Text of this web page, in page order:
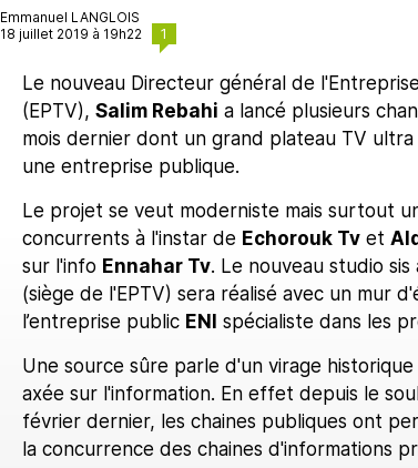
Emmanuel LANGLOIS
18 juillet 2019 à 19h22
1
Le nouveau Directeur général de
(EPTV), Salim Rebahi a lancé plusieurs
mois dernier dont un grand plateau TV
une entreprise publique.
Le projet se veut moderniste mais surtout
concurrents à l'instar de Echorouk Tvet
sur l'info Ennahar Tv. Le nouveau studio sis
(siège de l'EPTV) sera réalisé avec un mur
l’entreprise public ENI
spécialiste dans les
Une source sûre parle d'un virage
axée sur l'information. En effet depuis le
février dernier, les chaines publiques ont
la concurrence des chaines d'informations